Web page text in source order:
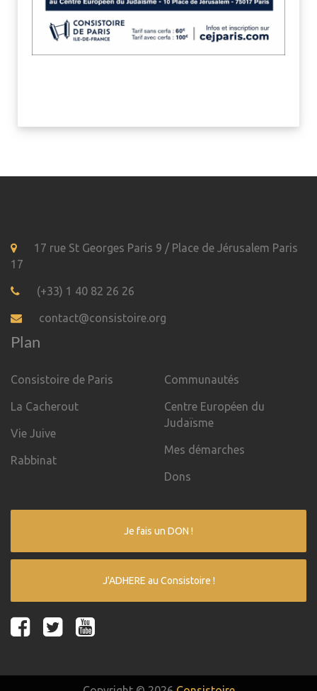
17 rue St Georges Paris 9 / Place de Jérusalem Paris
17
(+33) 1 40 82 26 26
contact@consistoire.org
Plan
Consistoire de Paris
La Cacherout
Vie Juive
Rabbinat
Communautés
Centre Européen du
Judaïsme
Mes démarches
Dons
Je fais un DON !
J'ADHERE au Consistoire !